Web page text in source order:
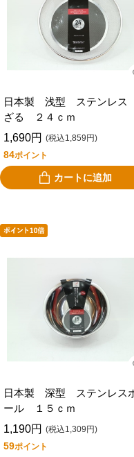
日本製 浅型 ステンレス
ざる ２４ｃｍ
1,690円 (税込1,859円)
84ポイント
カートに追加
日本製 深型 ステンレス
ール １５ｃｍ
1,190円 (税込1,309円)
59ポイント